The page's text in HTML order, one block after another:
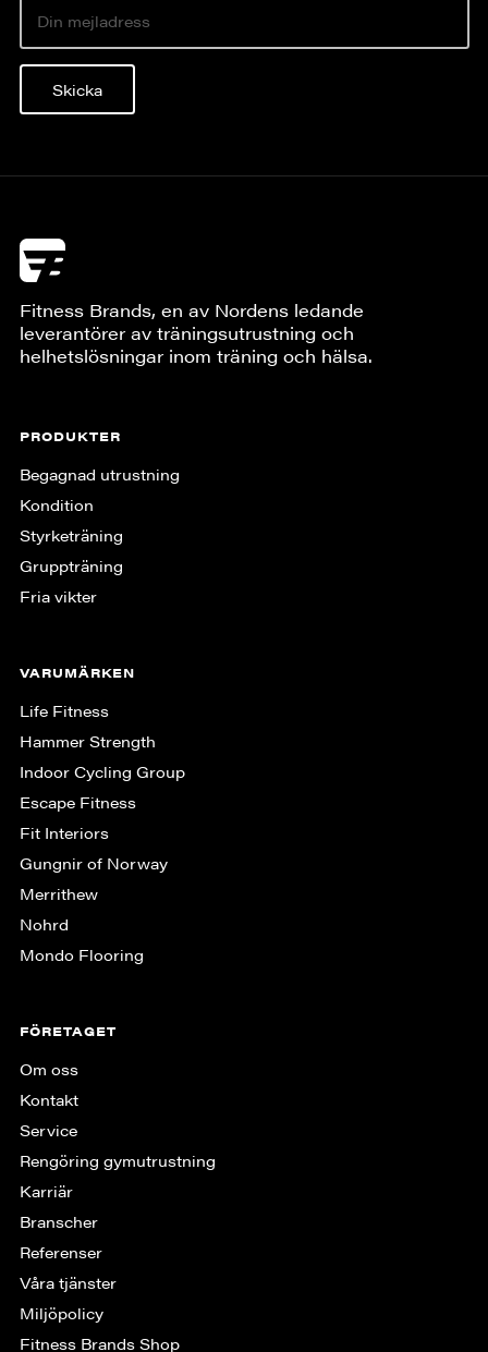
Skicka
Fitness Brands, en av Nordens ledande
leverantörer av träningsutrustning och
helhetslösningar inom träning och hälsa.
PRODUKTER
Begagnad utrustning
Kondition
Styrketräning
Gruppträning
Fria vikter
VARUMÄRKEN
Life Fitness
Hammer Strength
Indoor Cycling Group
Escape Fitness
Fit Interiors
Gungnir of Norway
Merrithew
Nohrd
Mondo Flooring
FÖRETAGET
Om oss
Kontakt
Service
Rengöring gymutrustning
Karriär
Branscher
Referenser
Våra tjänster
Miljöpolicy
Fitness Brands Shop